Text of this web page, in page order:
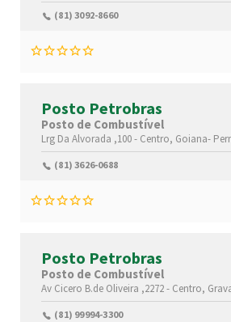
(81) 3092-8660
Posto Petrobras
Posto de Combustível
Lrg Da Alvorada ,100 - Centro, Goiana-
(81) 3626-0688
Posto Petrobras
Posto de Combustível
Av Cicero B.de Oliveira ,2272 - Centro,
(81) 99994-3300